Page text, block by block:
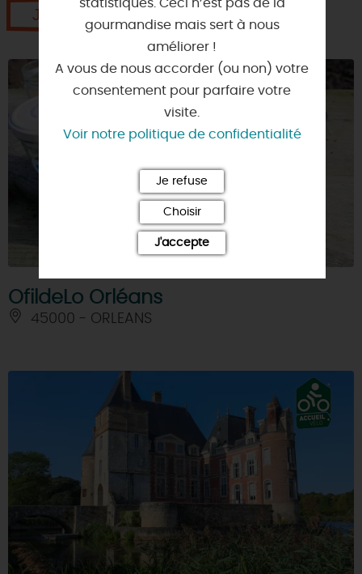
Je réserve
OfildeLo Orléans
45000 - ORLEANS
statistiques. Ceci n’est pas de la
gourmandise mais sert à nous
améliorer !
A vous de nous accorder (ou non) votre
consentement pour parfaire votre
visite.
Voir notre politique de confidentialité
Je refuse
Choisir
J'accepte